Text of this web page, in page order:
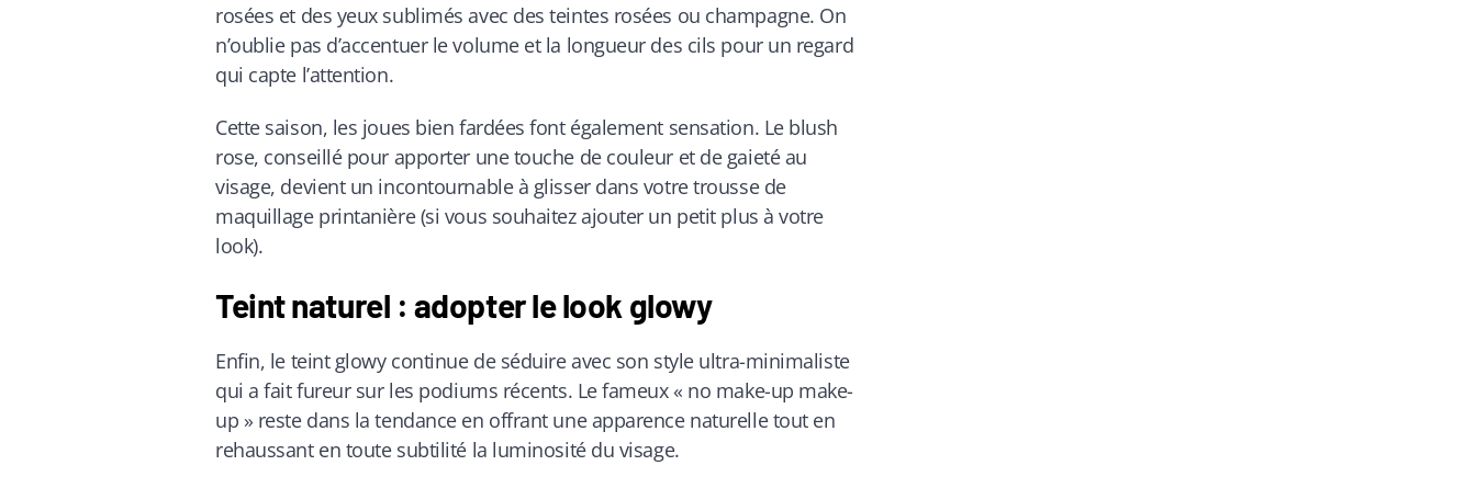
rosées et des yeux sublimés avec des teintes rosées ou champagne. On
n’oublie pas d’accentuer le volume et la longueur des cils pour un regard
qui capte l’attention.
Cette saison, les joues bien fardées font également sensation. Le blush
rose, conseillé pour apporter une touche de couleur et de gaieté au
visage, devient un incontournable à glisser dans votre trousse de
maquillage printanière (si vous souhaitez ajouter un petit plus à votre
look).
Teint naturel : adopter le look glowy
Enfin, le teint glowy continue de séduire avec son style ultra-minimaliste
qui a fait fureur sur les podiums récents. Le fameux « no make-up make-
up » reste dans la tendance en offrant une apparence naturelle tout en
rehaussant en toute subtilité la luminosité du visage.